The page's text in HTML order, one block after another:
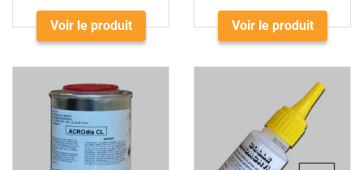
Voir le produit Voir le produit